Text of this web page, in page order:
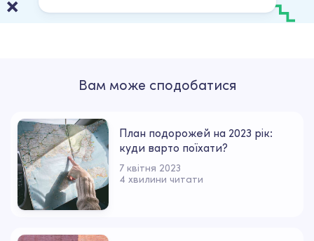
Вам може сподобатися
План подорожей на 2023 рік:
куди варто поїхати?
7 квітня 2023
4 хвилини читати